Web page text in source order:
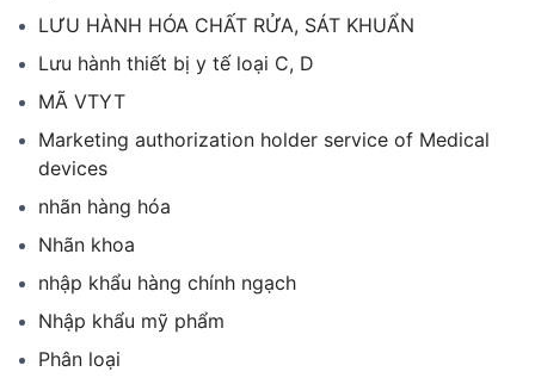
LƯU HÀNH HÓA CHẤT RỬA, SÁT KHUẨN
Lưu hành thiết bị y tế loại C, D
MÃ VTYT
Marketing authorization holder service of Medical
devices
nhãn hàng hóa
Nhãn khoa
nhập khẩu hàng chính ngạch
Nhập khẩu mỹ phẩm
Phân loại